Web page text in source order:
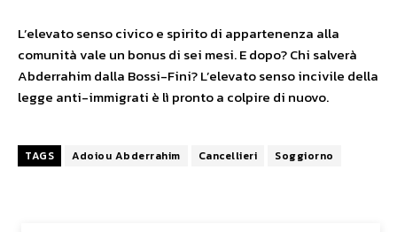
L’elevato senso civico e spirito di appartenenza alla
comunità vale un bonus di sei mesi. E dopo? Chi salverà
Abderrahim dalla Bossi-Fini? L’elevato senso incivile della
legge anti-immigrati è lì pronto a colpire di nuovo.
TAGS Adoiou Abderrahim Cancellieri Soggiorno